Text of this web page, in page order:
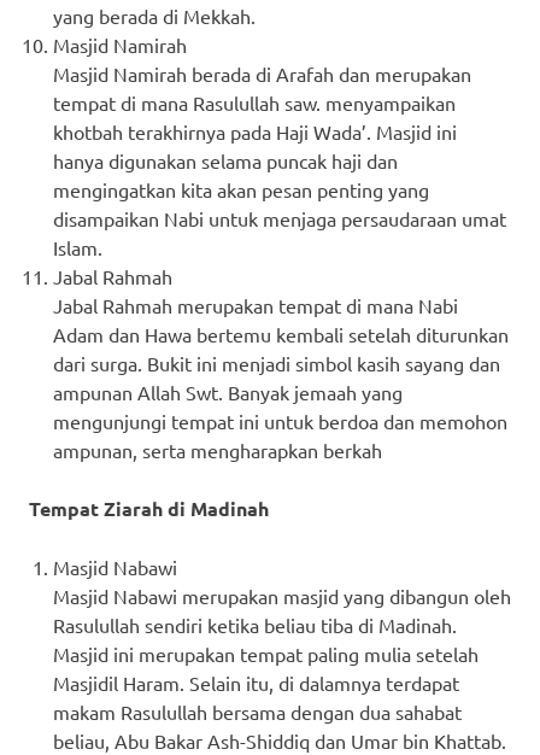
yang berada di Mekkah.
Masjid Namirah
Masjid Namirah berada di Arafah dan merupakan
tempat di mana Rasulullah saw. menyampaikan
khotbah terakhirnya pada Haji Wada’. Masjid ini
hanya digunakan selama puncak haji dan
mengingatkan kita akan pesan penting yang
disampaikan Nabi untuk menjaga persaudaraan umat
Islam.
Jabal Rahmah
Jabal Rahmah merupakan tempat di mana Nabi
Adam dan Hawa bertemu kembali setelah diturunkan
dari surga. Bukit ini menjadi simbol kasih sayang dan
ampunan Allah Swt. Banyak jemaah yang
mengunjungi tempat ini untuk berdoa dan memohon
ampunan, serta mengharapkan berkah
Tempat Ziarah di Madinah
Masjid Nabawi
Masjid Nabawi merupakan masjid yang dibangun oleh
Rasulullah sendiri ketika beliau tiba di Madinah.
Masjid ini merupakan tempat paling mulia setelah
Masjidil Haram. Selain itu, di dalamnya terdapat
makam Rasulullah bersama dengan dua sahabat
beliau, Abu Bakar Ash-Shiddiq dan Umar bin Khattab.